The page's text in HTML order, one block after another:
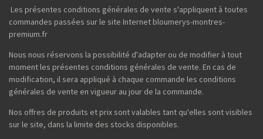
Les présentes conditions générales de vente s'appliquent à toutes
commandes passées sur le site Internet bloumerys-montres-
premium.fr
Nous nous réservons la possibilité d'adapter ou de modifier à tout
moment les présentes conditions générales de vente. En cas de
modification, il sera appliqué à chaque commande les conditions
générales de vente en vigueur au jour de la commande.
Nos offres de produits et prix sont valables tant qu'elles sont visibles
sur le site, dans la limite des stocks disponibles.